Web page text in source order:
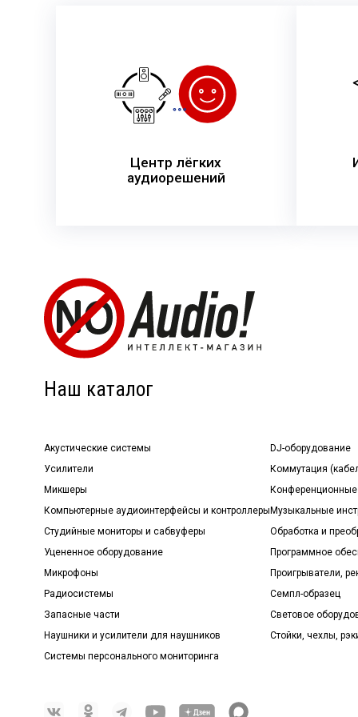
Центр лёгких
аудиорешений
Наш каталог
Акустические системы
Усилители
Микшеры
Компьютерные аудиоинтерфейсы и контроллеры
Студийные мониторы и сабвуферы
Уцененное оборудование
Микрофоны
Радиосистемы
Запасные части
Наушники и усилители для наушников
Системы персонального мониторинга
DJ-оборудование
Коммутация
Музыкальные
Обработка и
Программное
Проигрыватели,
Семпл-образец
Световое
Стойки, чехлы,